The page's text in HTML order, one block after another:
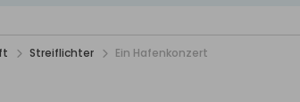
Streiflichter Ein Hafenkonzert